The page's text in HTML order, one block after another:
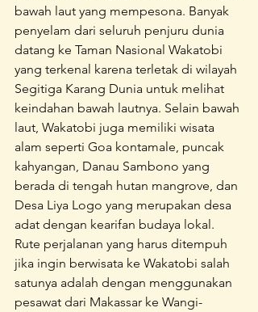
bawah laut yang mempesona. Banyak
penyelam dari seluruh penjuru dunia
datang ke Taman Nasional Wakatobi
yang terkenal karena terletak di wilayah
Segitiga Karang Dunia untuk melihat
keindahan bawah lautnya. Selain bawah
laut, Wakatobi juga memiliki wisata
alam seperti Goa kontamale, puncak
kahyangan, Danau Sambono yang
berada di tengah hutan mangrove, dan
Desa Liya Logo yang merupakan desa
adat dengan kearifan budaya lokal.
Rute perjalanan yang harus ditempuh
jika ingin berwisata ke Wakatobi salah
satunya adalah dengan menggunakan
pesawat dari Makassar ke Wangi-